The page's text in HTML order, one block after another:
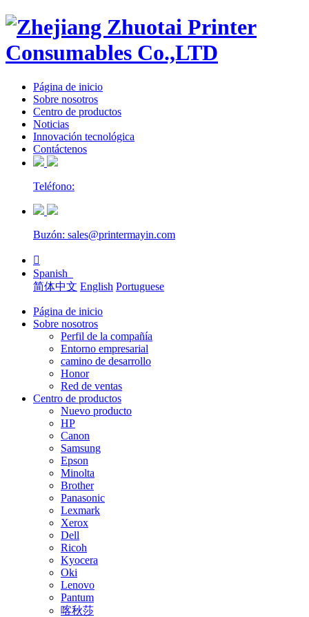
Página de inicio
Sobre nosotros
Centro de productos
Noticias
Innovación tecnológica
Contáctenos
Teléfono:
Buzón: sales@printermayin.com

Spanish
简体中文 English Portuguese
Página de inicio
Sobre nosotros
Perfil de la compañía
Entorno empresarial
camino de desarrollo
Honor
Red de ventas
Centro de productos
Nuevo producto
HP
Canon
Samsung
Epson
Minolta
Brother
Panasonic
Lexmark
Xerox
Dell
Ricoh
Kyocera
Oki
Lenovo
Pantum
喀秋莎